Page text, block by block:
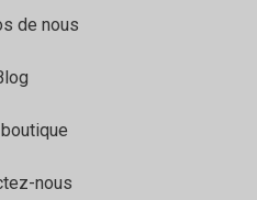
de nous
nous